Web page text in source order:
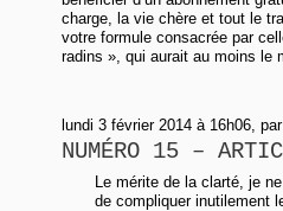
charge, la vie chère et tout le
votre formule consacrée par
radins », qui aurait au moins le
lundi 3 février 2014 à 16h06,
NUMÉRO 15 –
Le mérite de la clarté, je
de compliquer inutilement